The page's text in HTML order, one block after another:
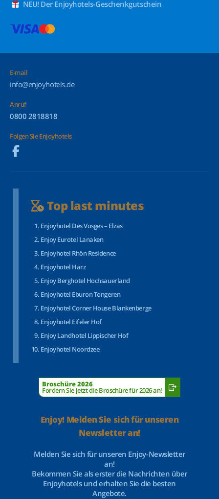
NEU! Der Enjoyhotels-Geschenkgutschein
E-mail
info@enjoyhotels.de
Anruf
0800 2818818
Folgen Sie Enjoyhotels
Top last minutes
Enjoyhotel Des Vosges – Elzas
Enjoy Eurotel Lanaken
Enjoyhotel Rhön Residence
Enjoyhotel Harz
Enjoy Berghotel Hochsauerland
Enjoyhotel Eburon Tongeren
Enjoyhotel Corner House Blankenberge
Enjoyhotel Eifeler Hof
Enjoy Landhotel Lippischer Hof
Enjoyhotel Noordzee
Broschüre 2026
Fordern Sie jetzt die Broschüre für 2026 an!
Enjoy! Melden Sie sich für unseren
Newsletter an!
Melden Sie sich für unseren Enjoy-Newsletter
an!
Bekommen Sie als erster die Nachrichten über
Enjoyhotels und erhalten Sie die besten
Angebote.